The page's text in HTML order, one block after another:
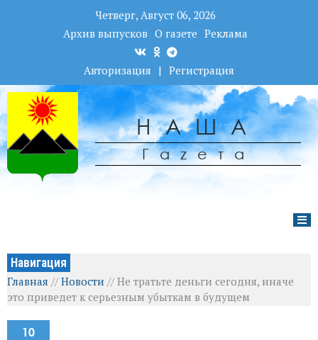
Четверг, Август 06, 2026
Архив выпусков О газете Реклама
Авторизация | Регистрация
НАША
Гаzета
Навигация
Главная //Новости //Не тратьте деньги сегодня, иначе
это приведет к серьезным убыткам в будущем
10